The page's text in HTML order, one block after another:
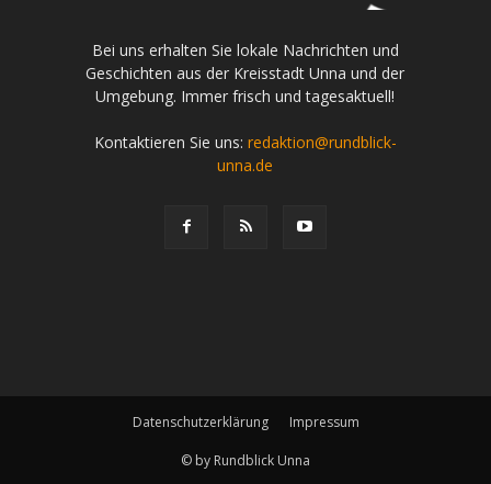
Bei uns erhalten Sie lokale Nachrichten und
Geschichten aus der Kreisstadt Unna und der
Umgebung. Immer frisch und tagesaktuell!
Kontaktieren Sie uns: redaktion@rundblick-
unna.de
Datenschutzerklärung Impressum
© by Rundblick Unna